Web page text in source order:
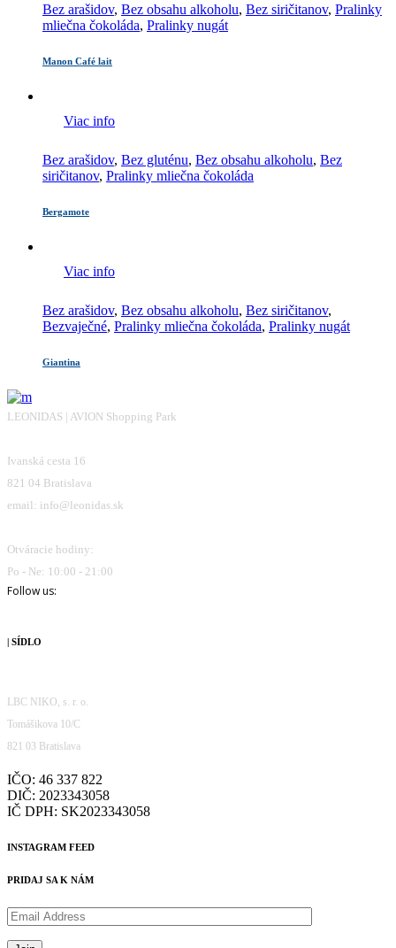
Bez arašidov, Bez obsahu alkoholu, Bez siričitanov, Pralinky
mliečna čokoláda, Pralinky nugát
Manon Café lait
Viac info
Bez arašidov, Bez gluténu, Bez obsahu alkoholu, Bez
siričitanov, Pralinky mliečna čokoláda
Bergamote
Viac info
Bez arašidov, Bez obsahu alkoholu, Bez siričitanov,
Bezvaječné, Pralinky mliečna čokoláda, Pralinky nugát
Giantina
LEONIDAS | AVION Shopping Park
Ivanská cesta 16
821 04 Bratislava
email: info@leonidas.sk
Otváracie hodiny:
Po - Ne: 10:00 - 21:00
Follow us:
| SÍDLO
LBC NIKO, s. r. o.
Tomášikova 10/C
821 03 Bratislava
IČO: 46 337 822
DIČ: 2023343058
IČ DPH: SK2023343058
INSTAGRAM FEED
PRIDAJ SA K NÁM